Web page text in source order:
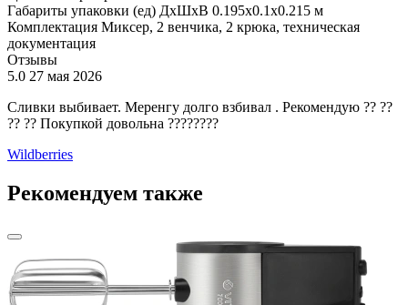
Габариты упаковки (ед) ДхШхВ 0.195x0.1x0.215 м
Комплектация Миксер, 2 венчика, 2 крюка, техническая
документация
Отзывы
5.0 27 мая 2026
Сливки выбивает. Меренгу долго взбивал . Рекомендую ?? ??
?? ?? Покупкой довольна ????????
Wildberries
Рекомендуем также